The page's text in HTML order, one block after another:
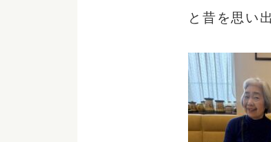
と昔を思い